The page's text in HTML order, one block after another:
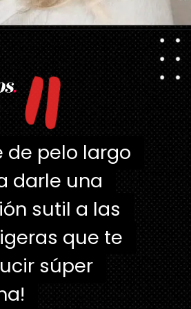
de pelo largo
darle una
sutil a las
que te
súper
de pelo largo
darle una
sutil a las
que te
súper